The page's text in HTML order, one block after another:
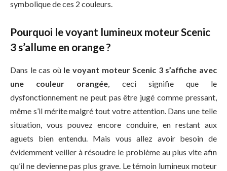
symbolique de ces 2 couleurs.
Pourquoi le voyant lumineux moteur Scenic
3 s’allume en orange ?
Dans le cas où le voyant moteur Scenic 3 s’affiche avec
une couleur orangée, ceci signifie que le
dysfonctionnement ne peut pas être jugé comme pressant,
même s’il mérite malgré tout votre attention. Dans une telle
situation, vous pouvez encore conduire, en restant aux
aguets bien entendu. Mais vous allez avoir besoin de
évidemment veiller à résoudre le problème au plus vite afin
qu’il ne devienne pas plus grave. Le témoin lumineux moteur